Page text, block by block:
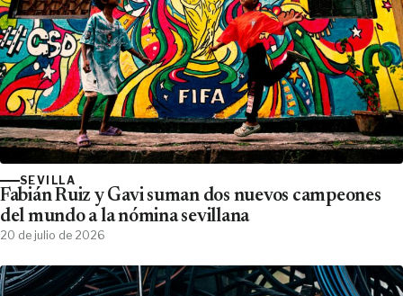
SEVILLA
Fabián Ruiz y Gavi suman dos nuevos campeones
del mundo a la nómina sevillana
20 de julio de 2026